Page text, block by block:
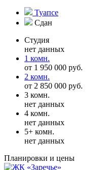
Туапсе
Сдан
Студия
нет данных
1 комн.
от 1 950 000 руб.
2 комн.
от 2 850 000 руб.
3 комн.
нет данных
4 комн.
нет данных
5+ комн.
нет данных
Планировки и цены